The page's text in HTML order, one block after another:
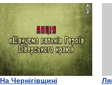
На Чернігівщині